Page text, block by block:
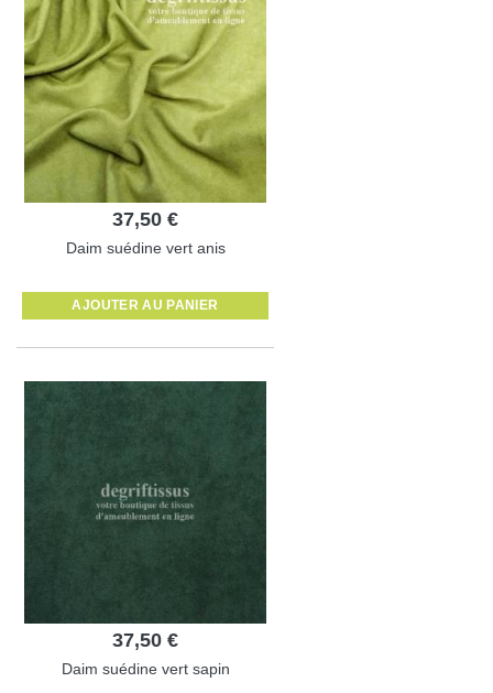
37,50 €
Daim suédine vert anis
AJOUTER AU PANIER
37,50 €
Daim suédine vert sapin